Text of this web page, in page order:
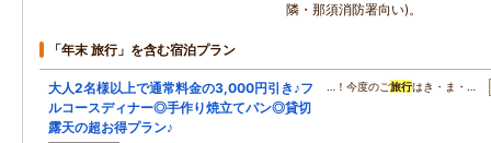
隣・那須消防署向い)。
「年末 旅行」を含む宿泊プラン
大人2名様以上で通常料金の3,000円引き♪フ
ルコースディナー◎手作り焼立てパン◎貸切
露天の超お得プラン♪
…！今度のご旅行はき・ま・…